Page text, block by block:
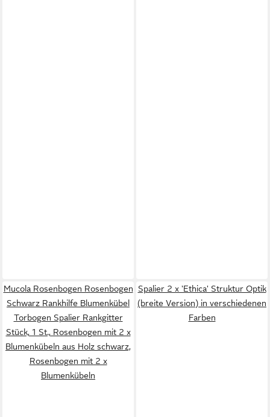
Mucola Rosenbogen Rosenbogen
Schwarz Rankhilfe Blumenkübel
Torbogen Spalier Rankgitter
Stück, 1 St., Rosenbogen mit 2 x
Blumenkübeln aus Holz schwarz,
Rosenbogen mit 2 x
Blumenkübeln
Spalier 2 x 'Ethica' Struktur Optik
(breite Version) in verschiedenen
Farben